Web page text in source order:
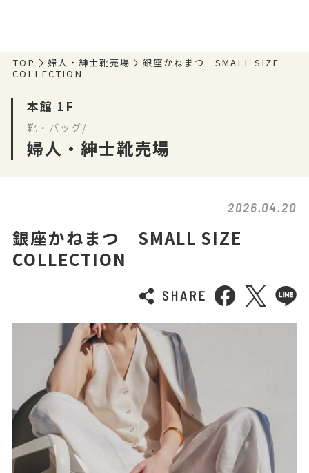
TOP 婦人・紳士靴売場
銀座かねまつ SMALL SIZE
COLLECTION
本館 1F
靴・バッグ/
婦人・紳士靴売場
2026.04.20
銀座かねまつ SMALL SIZE
COLLECTION